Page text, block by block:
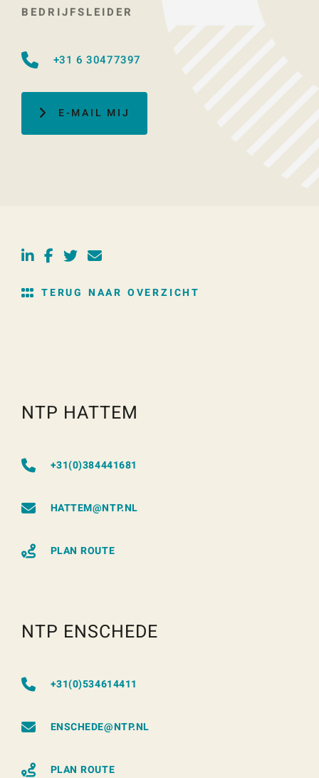
BEDRIJFSLEIDER
+31 6 30477397
E-MAIL MIJ
TERUG NAAR OVERZICHT
NTP HATTEM
+31(0)384441681
HATTEM@NTP.NL
PLAN ROUTE
NTP ENSCHEDE
+31(0)534614411
ENSCHEDE@NTP.NL
PLAN ROUTE